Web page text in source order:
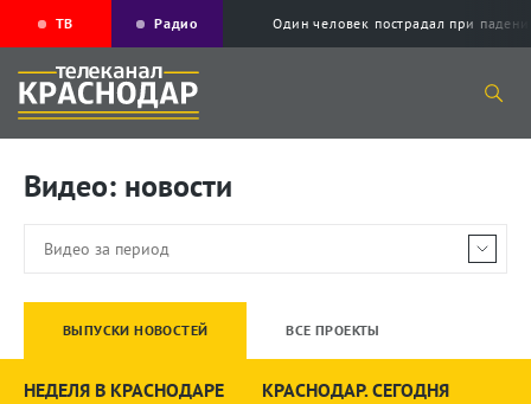
ТВ Радио Один человек пострадал при
Видео: новости
ВЫПУСКИ НОВОСТЕЙ ВСЕ ПРОЕКТЫ
НЕДЕЛЯ В КРАСНОДАРЕ КРАСНОДАР. СЕГОДНЯ